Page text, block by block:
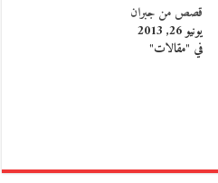
قصص من جبران
يونيو 26, 2013
في "مقالات"